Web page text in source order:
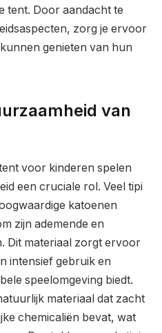
tent. Door aandacht te
zorg je ervoor
genieten van hun
van
voor kinderen spelen
een cruciale rol. Veel tipi
katoenen
zijn ademende en
Dit materiaal zorgt ervoor
intensief gebruik en
speelomgeving biedt.
materiaal dat zacht
chemicaliën bevat, wat